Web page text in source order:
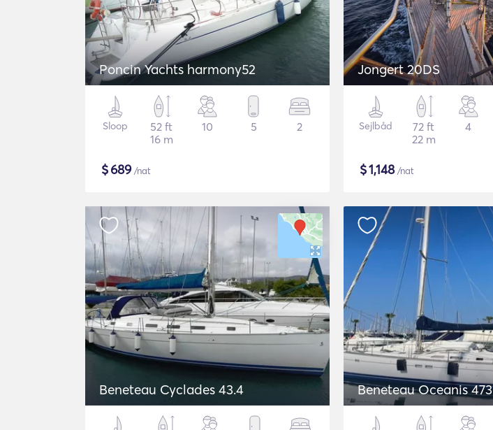
Poncin Yachts harmony52
Sloop
52 ft
16 m
10 5 2
$689/nat
Jongert 20DS
Sejlbåd
72 ft
22 m
4
$1,148/nat
Beneteau Cyclades 43.4 Beneteau Oceanis 473